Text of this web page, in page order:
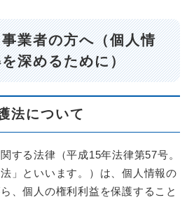
業者の方へ（個人情
深めるために）
法について
する法律（平成15年法律第57号。
」といいます。）は、個人情報の
、個人の権利利益を保護すること